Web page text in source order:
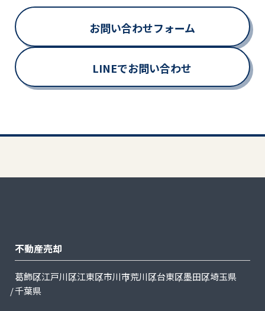
お問い合わせフォーム
LINEでお問い合わせ
不動産売却
葛飾区江戸川区江東区市川市荒川区台東区墨田区埼玉県
千葉県